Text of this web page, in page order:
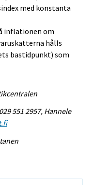
med konstanta
inflationen om
hålls
bastidpunkt) som
551 2957, Hannele